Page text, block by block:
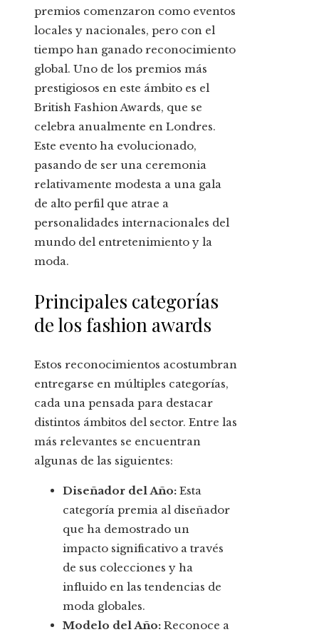
premios comenzaron como eventos
locales y nacionales, pero con el
tiempo han ganado reconocimiento
global. Uno de los premios más
prestigiosos en este ámbito es el
British Fashion Awards, que se
celebra anualmente en Londres.
Este evento ha evolucionado,
pasando de ser una ceremonia
relativamente modesta a una gala
de alto perfil que atrae a
personalidades internacionales del
mundo del entretenimiento y la
moda.
Principales categorías
de los fashion awards
Estos reconocimientos acostumbran
entregarse en múltiples categorías,
cada una pensada para destacar
distintos ámbitos del sector. Entre las
más relevantes se encuentran
algunas de las siguientes:
Diseñador del Año: Esta
categoría premia al diseñador
que ha demostrado un
impacto significativo a través
de sus colecciones y ha
influido en las tendencias de
moda globales.
Modelo del Año: Reconoce a